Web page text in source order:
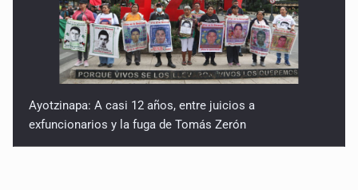
Ayotzinapa: A casi 12 años, entre juicios a
exfuncionarios y la fuga de Tomás Zerón